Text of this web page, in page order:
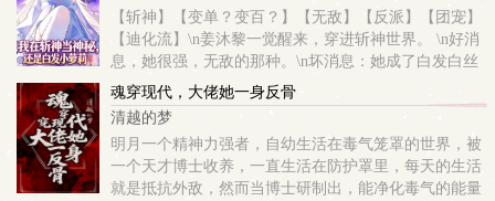
【斩神】【变单？变百？】【无敌】【反派】【团宠】
【迪化流】\n姜沐黎一觉醒来，穿进斩神世界。 \n好消
息，她很强，无敌的那种。\n坏消息：她成了白发白丝
袜的小萝莉。 \n更坏的消息：她是 “神秘”。\n开局一座
破败古堡，连吃...
魂穿现代，大佬她一身反骨
清越的梦
明月一个精神力强者，自幼生活在毒气笼罩的世界，被
一个天才博士收养，一直生活在防护罩里，每天的生活
就是抵抗外敌，然而当博士研制出，能净化毒气的能量